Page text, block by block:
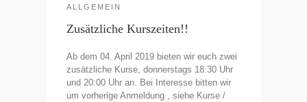
ALLGEMEIN
Zusätzliche Kurszeiten!!
Ab dem 04. April 2019 bieten wir euch zwei
zusätzliche Kurse, donnerstags 18:30 Uhr
und 20:00 Uhr an. Bei Interesse bitten wir
um vorherige Anmeldung , siehe Kurse /